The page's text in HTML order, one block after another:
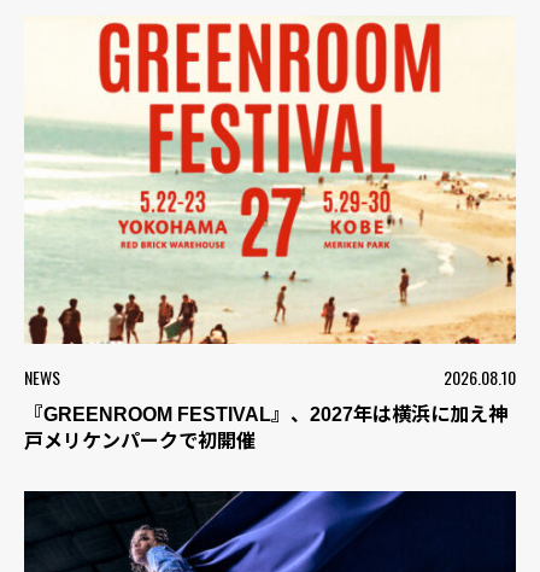
NEWS 2026.08.10
『GREENROOM FESTIVAL』、2027年は横浜に加え神
戸メリケンパークで初開催